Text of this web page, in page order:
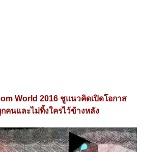
World 2016 ชูแนวคิดเปิดโอกาส
คนและไม่ทิ้งใครไว้ข้างหลัง